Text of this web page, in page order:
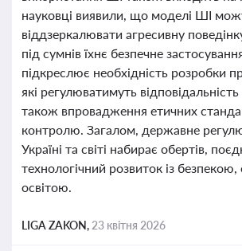
науковці виявили, що моделі ШІ
віддзеркалювати агресивну
під сумнів їхнє безпечне
підкреслює необхідність розробки
які регулюватимуть відповідальність
також впровадження етичних
контролю. Загалом, державне
Україні та світі набирає обертів,
технологічний розвиток із
освітою.
LIGA ZAKON, 23 квітня 2026